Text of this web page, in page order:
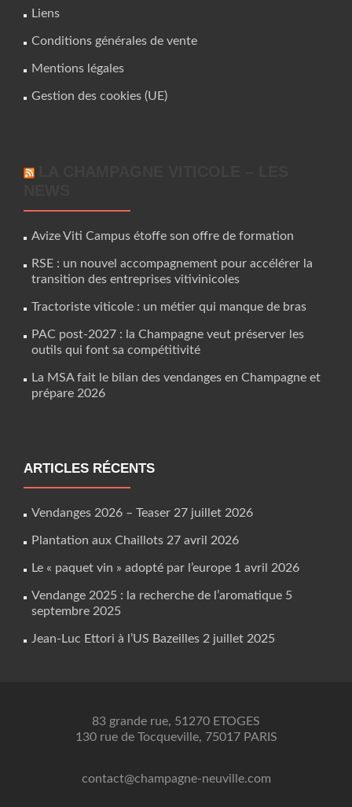
Liens
Conditions générales de vente
Mentions légales
Gestion des cookies (UE)
Avize Viti Campus étoffe son offre de formation
RSE : un nouvel accompagnement pour accélérer la
transition des entreprises vitivinicoles
Tractoriste viticole : un métier qui manque de bras
PAC post-2027 : la Champagne veut préserver les
outils qui font sa compétitivité
La MSA fait le bilan des vendanges en Champagne et
prépare 2026
ARTICLES RÉCENTS
Vendanges 2026 – Teaser 27 juillet 2026
Plantation aux Chaillots 27 avril 2026
Le « paquet vin » adopté par l’europe 1 avril 2026
Vendange 2025 : la recherche de l’aromatique 5
septembre 2025
Jean-Luc Ettori à l’US Bazeilles 2 juillet 2025
83 grande rue, 51270 ETOGES
130 rue de Tocqueville, 75017 PARIS
contact@champagne-neuville.com